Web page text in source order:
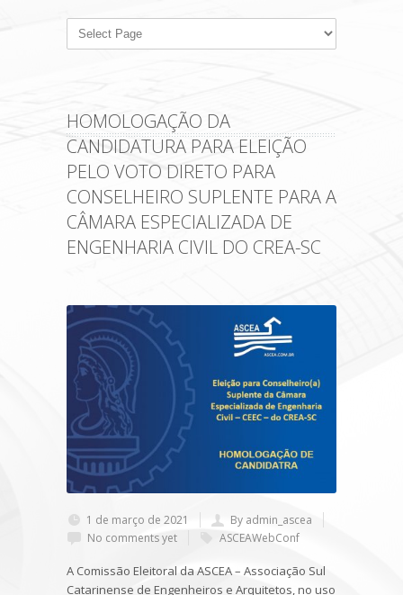
HOMOLOGAÇÃO DA
CANDIDATURA PARA ELEIÇÃO
PELO VOTO DIRETO PARA
CONSELHEIRO SUPLENTE PARA A
CÂMARA ESPECIALIZADA DE
ENGENHARIA CIVIL DO CREA-SC
1 de março de 2021
By admin_ascea
No comments yet
ASCEAWebConf
A Comissão Eleitoral da ASCEA – Associação Sul
Catarinense de Engenheiros e Arquitetos, no uso